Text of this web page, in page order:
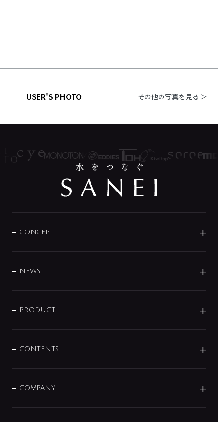
USER'S PHOTO その他の写真を見る ＞
CONCEPT
DESIGN
NEWS
商品に関して
その他
PRODUCT
センサー・タッチ水栓
単水栓
CONTENTS
COMPANY